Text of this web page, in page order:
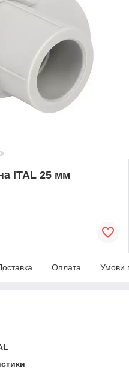
ITAL 25 мм
Оплата Умови